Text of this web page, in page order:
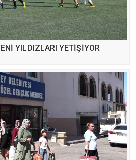
YILDIZLARI YETİŞİYOR